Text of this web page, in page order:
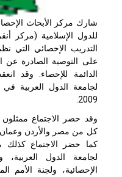
شارك مركز الأبحاث
للدول الإسلامية (مركز
التدريب الإحصائي التي
على التوصية الصادرة عن
الدائمة للإحصاء. وقد
2009.
وقد حضر الاجتماع
كل من مصر والأردن وعمان
كما حضر الاجتماع كذلك
لجامعة الدول العربية،
الإحصائية، ولجنة الأمم